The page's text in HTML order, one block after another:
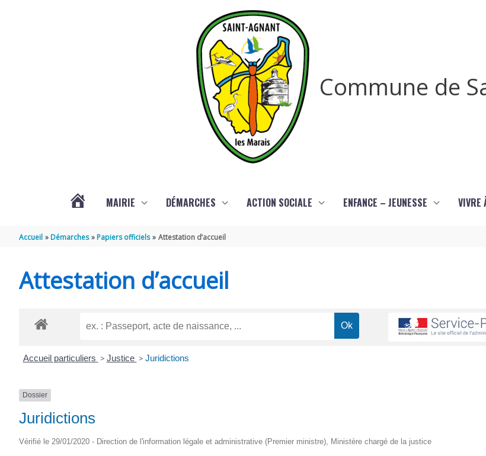
Commune de
MAIRIE DÉMARCHES ACTION SOCIALE ENFANCE – JEUNESSE VIVRE
Accueil Démarches Papiers officiels Attestation d’accueil
Attestation d’accueil
Accueil particuliers > Justice > Juridictions
Dossier
Juridictions
Vérifié le 29/01/2020 - Direction de l'information légale et administrative (Premier ministre), Ministère chargé de la justice